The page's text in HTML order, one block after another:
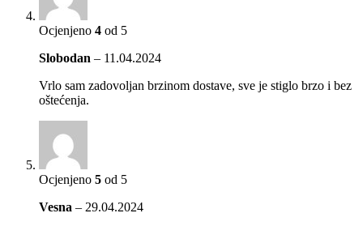
Ocjenjeno 4 od 5
Slobodan – 11.04.2024
Vrlo sam zadovoljan brzinom dostave, sve je stiglo brzo i bez
oštećenja.
Ocjenjeno 5 od 5
Vesna – 29.04.2024